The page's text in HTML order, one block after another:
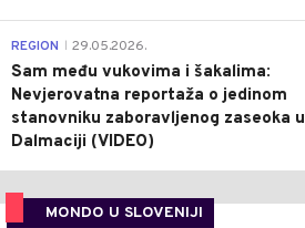
REGION 29.05.2026.
Sam među vukovima i šakalima:
Nevjerovatna reportaža o jedinom
stanovniku zaboravljenog zaseoka u
Dalmaciji (VIDEO)
MONDO U SLOVENIJI